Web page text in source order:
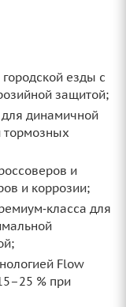
езды с
защитой;
динамичной
тормозных
и
и коррозии;
для
Flow
% при